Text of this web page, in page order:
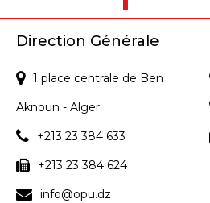
Direction Générale
1 place centrale de Ben
Aknoun - Alger
+213 23 384 633
+213 23 384 624
info@opu.dz